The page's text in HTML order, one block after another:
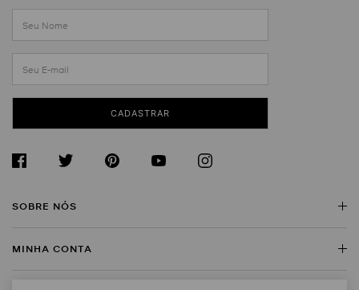
CADASTRAR
SOBRE NÓS
MINHA CONTA